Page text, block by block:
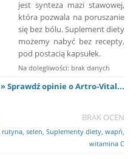
jest synteza mazi stawowej,
która pozwala na poruszanie
się bez bólu. Suplement diety
możemy nabyć bez recepty,
pod postacią kapsułek.
Na dolegliwości: brak danych
» Sprawdź opinie o Artro-Vital...
BRAK OCEN
rutyna selen Suplementy diety wapń
witamina C